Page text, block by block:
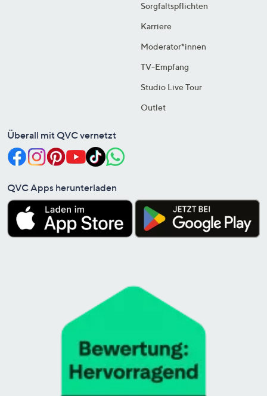
Sorgfaltspflichten
Karriere
Moderator*innen
TV-Empfang
Studio Live Tour
Outlet
Überall mit QVC vernetzt
QVC Apps herunterladen